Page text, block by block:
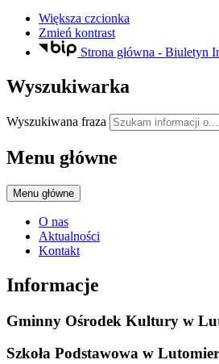
Większa czcionka
Zmień kontrast
Strona główna - Biuletyn
Wyszukiwarka
Wyszukiwana fraza
Menu główne
Menu główne
O nas
Aktualności
Kontakt
Informacje
Gminny Ośrodek Kultury w
Szkoła Podstawowa w